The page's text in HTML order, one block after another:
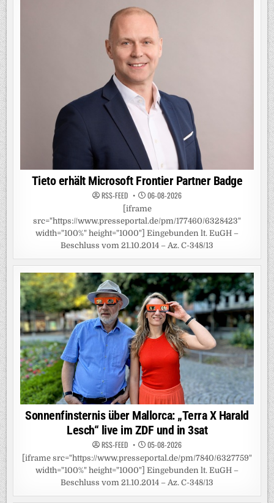
Tieto erhält Microsoft Frontier Partner Badge
RSS-FEED 06-08-2026
[iframe
src="https://www.presseportal.de/pm/177460/6328423"
width="100%" height="1000"] Eingebunden lt. EuGH –
Beschluss vom 21.10.2014 – Az. C-348/13
Sonnenfinsternis über Mallorca: „Terra X Harald
Lesch“ live im ZDF und in 3sat
RSS-FEED 05-08-2026
[iframe src="https://www.presseportal.de/pm/7840/6327759"
width="100%" height="1000"] Eingebunden lt. EuGH –
Beschluss vom 21.10.2014 – Az. C-348/13